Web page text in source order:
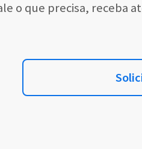
o que precisa, receba